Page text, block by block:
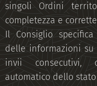
singoli Ordini
completezza e
Il Consiglio
delle informazioni
invii consecutivi,
automatico dello